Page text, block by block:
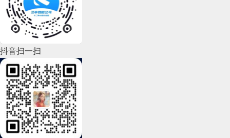
2022年6月(162)
2022年5月(143)
2022年4月(86)
2022年3月(119)
2022年2月(53)
2022年1月(99)
2021年12月(105)
抖音扫一扫